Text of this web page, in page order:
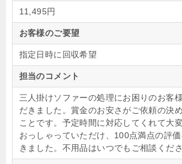
11,495円
お客様のご要望
指定日時に回収希望
担当のコメント
三人掛けソファーの処理にお困りのお客
だきました。賞金のお安さがご依頼の決
ことです。予定時間に対応してくれて大
おっしゃっていただけ、100点満点の評
きました。不用品はいつでもご相談くださ